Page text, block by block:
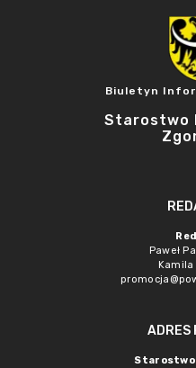
Biuletyn
Starostwo
Paweł
Kamila
ADRES
Starostwo